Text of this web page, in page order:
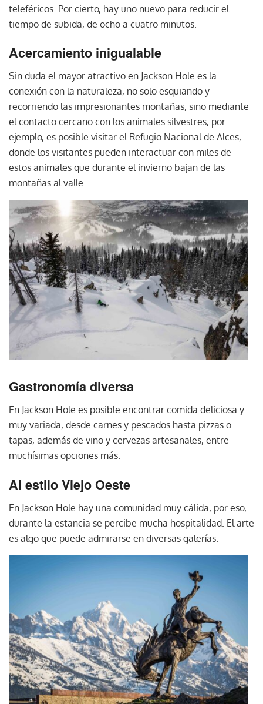
teleféricos. Por cierto, hay uno nuevo para reducir el
tiempo de subida, de ocho a cuatro minutos.
Acercamiento inigualable
Sin duda el mayor atractivo en Jackson Hole es la
conexión con la naturaleza, no solo esquiando y
recorriendo las impresionantes montañas, sino mediante
el contacto cercano con los animales silvestres, por
ejemplo, es posible visitar el Refugio Nacional de Alces,
donde los visitantes pueden interactuar con miles de
estos animales que durante el invierno bajan de las
montañas al valle.
Gastronomía diversa
En Jackson Hole es posible encontrar comida deliciosa y
muy variada, desde carnes y pescados hasta pizzas o
tapas, además de vino y cervezas artesanales, entre
muchísimas opciones más.
Al estilo Viejo Oeste
En Jackson Hole hay una comunidad muy cálida, por eso,
durante la estancia se percibe mucha hospitalidad. El arte
es algo que puede admirarse en diversas galerías.